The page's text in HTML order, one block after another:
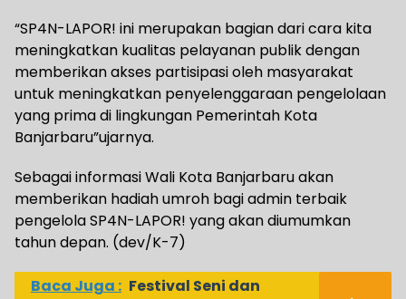
“SP4N-LAPOR! ini merupakan bagian dari cara kita
meningkatkan kualitas pelayanan publik dengan
memberikan akses partisipasi oleh masyarakat
untuk meningkatkan penyelenggaraan pengelolaan
yang prima di lingkungan Pemerintah Kota
Banjarbaru”ujarnya.
Sebagai informasi Wali Kota Banjarbaru akan
memberikan hadiah umroh bagi admin terbaik
pengelola SP4N-LAPOR! yang akan diumumkan
tahun depan. (dev/K-7)
Baca Juga : Festival Seni dan